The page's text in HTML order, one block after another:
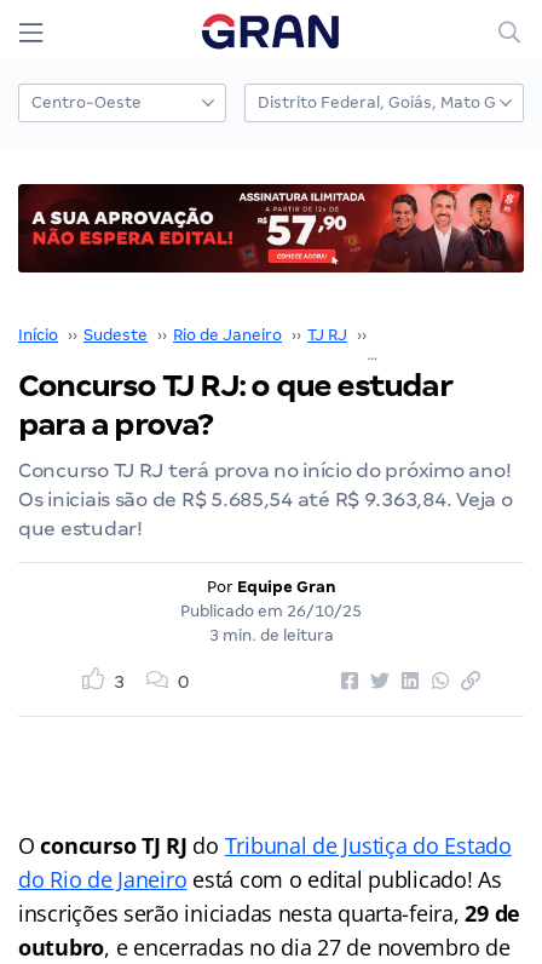
Início ›› Sudeste ›› Rio de Janeiro ›› TJ RJ ››
Concurso TJ RJ: o que estudar
para a prova?
Concurso TJ RJ terá prova no início do próximo ano!
Os iniciais são de R$ 5.685,54 até R$ 9.363,84. Veja o
que estudar!
Por Equipe Gran
Publicado em 26/10/25
3 min. de leitura
3 0
Oconcurso TJ RJ do Tribunal de Justiça do Estado
do Rio de Janeiro está com o edital publicado! As
inscrições serão iniciadas nesta quarta-feira,29 de
outubro, e encerradas no dia 27 de novembro de